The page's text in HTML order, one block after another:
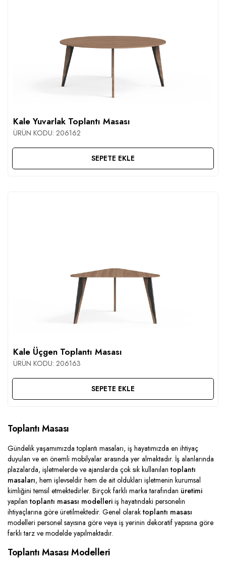
Kale Yuvarlak Toplantı Masası
ÜRÜN KODU: 206162
SEPETE EKLE
Kale Üçgen Toplantı Masası
ÜRÜN KODU: 206163
SEPETE EKLE
Toplantı Masası
Gündelik yaşamımızda toplantı masaları, iş hayatımızda en ihtiyaç
duyulan ve en önemli mobilyalar arasında yer almaktadır. İş alanlarında
plazalarda, işletmelerde ve ajanslarda çok sık kullanılan toplantı
masaları, hem işlevseldir hem de ait oldukları işletmenin kurumsal
kimliğini temsil etmektedirler. Birçok farklı marka tarafından üretimi
yapılan toplantı masası modelleri iş hayatındaki personelin
ihtiyaçlarına göre üretilmektedir. Genel olarak toplantı masası
modelleri personel sayısına göre veya iş yerinin dekoratif yapısına göre
farklı tarz ve modelde yapılmaktadır.
Toplantı Masası Modelleri